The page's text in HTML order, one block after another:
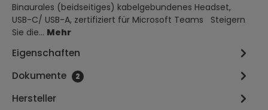
Binaurales (beidseitiges) kabelgebundenes Headset,
USB-C/ USB-A, zertifiziert für Microsoft Teams Steigern
Sie die… Mehr
Eigenschaften
Dokumente
2
Hersteller